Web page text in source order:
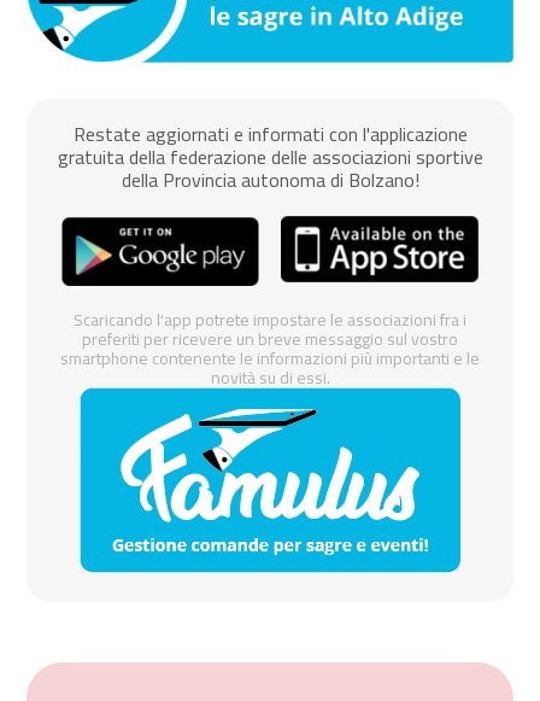
Restate aggiornati e informati con l'applicazione
gratuita della federazione delle associazioni sportive
della Provincia autonoma di Bolzano!
Scaricando l'app potrete impostare le associazioni fra i
preferiti per ricevere un breve messaggio sul vostro
smartphone contenente le informazioni più importanti e le
novità su di essi.